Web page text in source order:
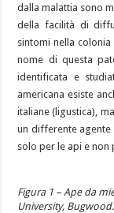
dalla malattia sono
della facilità di
sintomi nella
nome di questa
identificata e
americana esiste
italiane (ligustica),
un differente agente
solo per le api e non
Figura 1 – Ape da
University,